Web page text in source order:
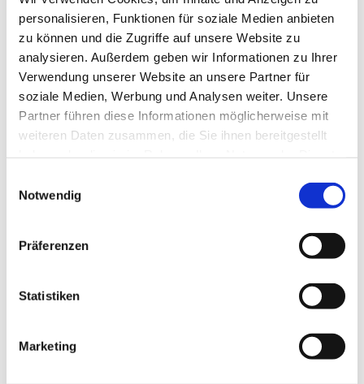
personalisieren, Funktionen für soziale Medien anbieten
zu können und die Zugriffe auf unsere Website zu
analysieren. Außerdem geben wir Informationen zu Ihrer
Verwendung unserer Website an unsere Partner für
soziale Medien, Werbung und Analysen weiter. Unsere
Partner führen diese Informationen möglicherweise mit
weiteren Daten zusammen, die Sie ihnen bereitgestellt
Notwendig
Präferenzen
Statistiken
Marketing
Dies könnte Sie auch
interessieren